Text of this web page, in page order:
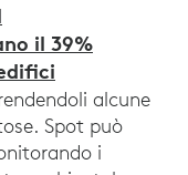
il 39%
alcune
Spot può
i